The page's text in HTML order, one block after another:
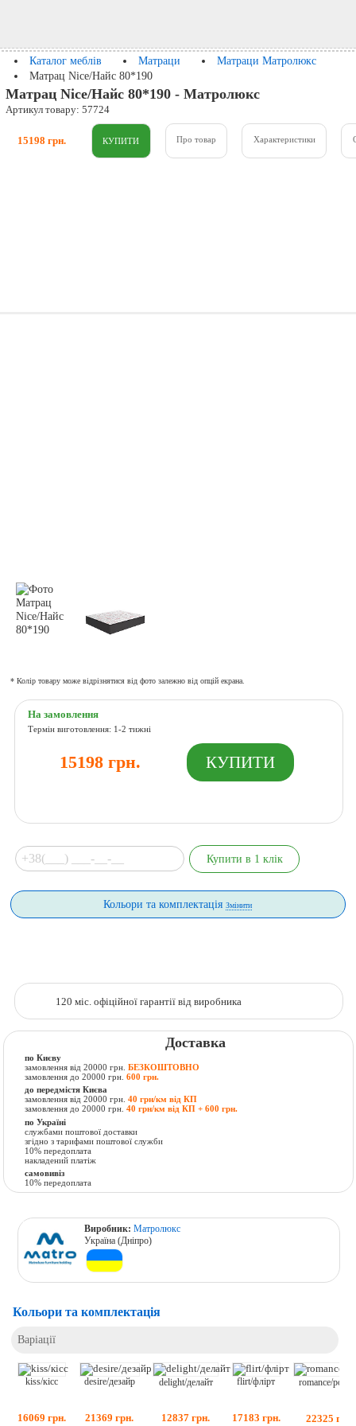
Каталог меблів Матраци
Матраци Матролюкс
Матрац Nice/Найс 80*190
Матрац Nice/Найс 80*190 - Матролюкс
Артикул товару: 57724
15198 грн. Про товар Характеристики
* Колір товару може відрізнятися від фото залежно від опцій екрана.
На замовлення
Термін виготовлення: 1-2 тижні
15198 грн.
Кольори та комплектаціяЗмінити
120 міс. офіційної гарантії від виробника
Доставка
по Києву
замовлення від 20000 грн.БЕЗКОШТОВНО
замовлення до 20000 грн.600 грн.
до передмістя Києва
замовлення від 20000 грн.40 грн/км від КП
замовлення до 20000 грн.40 грн/км від КП + 600 грн.
по Україні
службами поштової доставки
згідно з тарифами поштової служби
10% передоплата
накладений платіж
самовивіз
10% передоплата
Виробник:Матролюкс
Україна (Дніпро)
Кольори та комплектація
Варіації
kiss/кісс
16069 грн.
desire/дезайр
21369 грн.
delight/делайт
12837 грн.
flirt/флірт
17183 грн.
romance/
22325 грн.